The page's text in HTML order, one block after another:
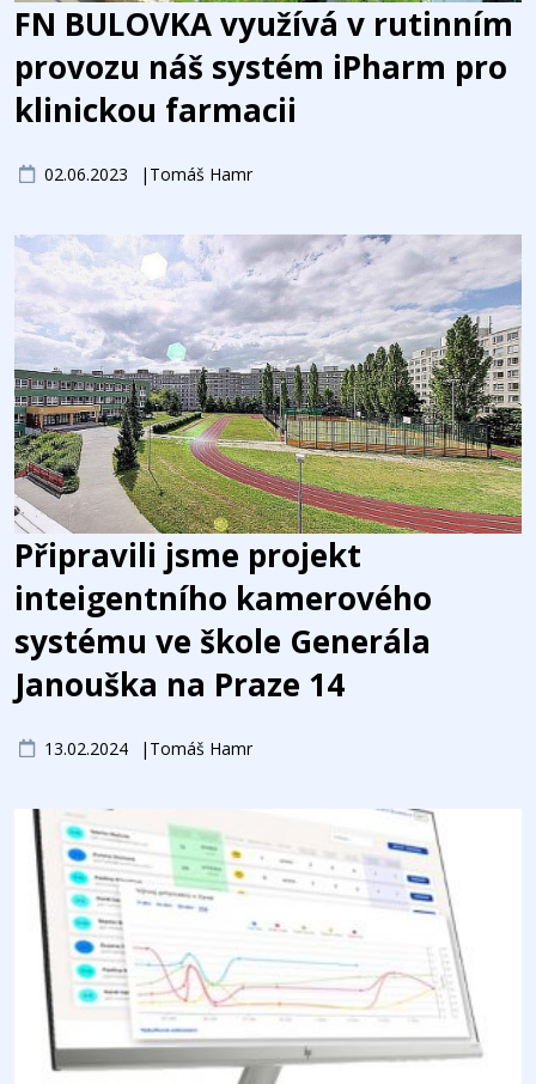
FN BULOVKA využívá v rutinním
provozu náš systém iPharm pro
klinickou farmacii
02.06.2023 Tomáš Hamr
Připravili jsme projekt
inteigentního kamerového
systému ve škole Generála
Janouška na Praze 14
13.02.2024 Tomáš Hamr